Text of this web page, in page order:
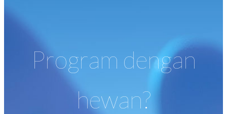
Program dengan
hewan?